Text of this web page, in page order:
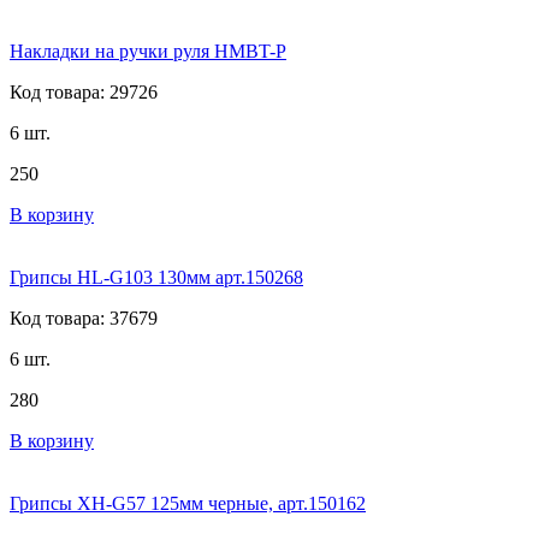
Накладки на ручки руля HMBT-P
Код товара: 29726
6 шт.
250
В корзину
Грипсы HL-G103 130мм арт.150268
Код товара: 37679
6 шт.
280
В корзину
Грипсы XH-G57 125мм черные, арт.150162